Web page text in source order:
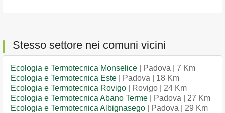
Stesso settore nei comuni vicini
Ecologia e Termotecnica Monselice | Padova | 7 Km
Ecologia e Termotecnica Este | Padova | 18 Km
Ecologia e Termotecnica Rovigo | Rovigo | 24 Km
Ecologia e Termotecnica Abano Terme | Padova | 27 Km
Ecologia e Termotecnica Albignasego | Padova | 29 Km